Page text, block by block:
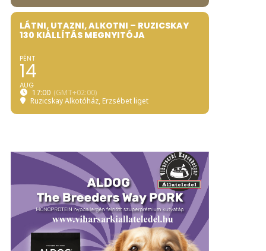
LÁTNI, UTAZNI, ALKOTNI – RUZICSKAY
130 KIÁLLÍTÁS MEGNYITÓJA
PÉNT
14
AUG
17:00 (GMT+02:00)
Ruzicskay Alkotóház, Erzsébet liget